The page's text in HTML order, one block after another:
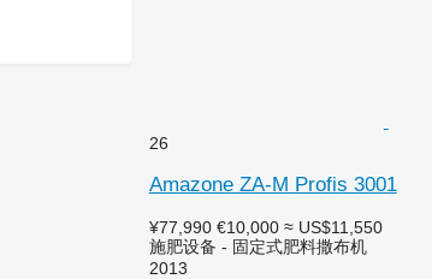
26
Amazone ZA-M Profis 3001
¥77,990 €10,000 ≈ US$11,550
施肥设备 - 固定式肥料撒布机
2013